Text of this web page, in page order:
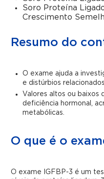
Soro Proteína
Crescimento
Resumo do
O exame ajuda a
e distúrbios
Valores altos ou baixos
deficiência hormonal,
metabólicas.
O que é o
O exame IGFBP-3 é um